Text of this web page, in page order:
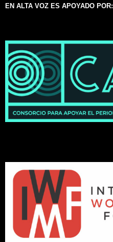
EN ALTA VOZ ES APOYADO POR: